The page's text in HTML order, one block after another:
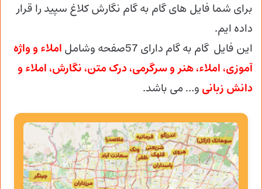
برای شما فایل های گام به گام نگارش کلاغ سپید را قرار
داده ایم.
این فایل گام به گام دارای 57صفحه وشامل
املاء و واژه
آموزی، املاء، هنر و سرگرمی، درک متن، نگارش، املاء و
دانش زبانی و… می باشد.